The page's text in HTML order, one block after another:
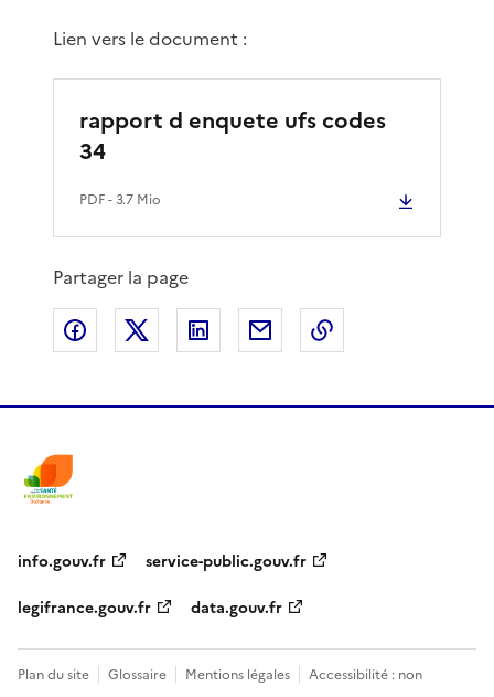
Lien vers le document :
rapport d enquete ufs codes
34
PDF- 3.7 Mio
Partager la page
Partager sur Facebook
Partager sur XPartager sur LinkedIn
Partager par email
info.gouv.fr
service-public.gouv.fr
legifrance.gouv.fr
data.gouv.fr
Plan du site Glossaire Mentions légales Accessibilité : non